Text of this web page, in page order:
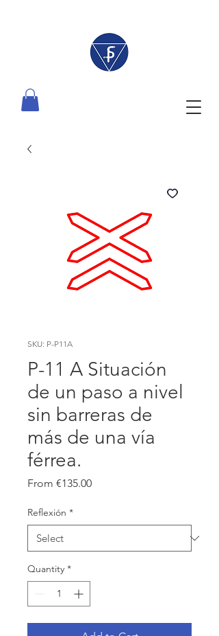
SKU: P-P11A
P-11 A Situación
de un paso a nivel
sin barreras de
más de una vía
férrea.
From €135.00Sale
Reflexión *
Quantity *